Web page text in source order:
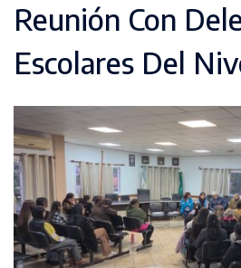
Reunión Con
Escolares Del